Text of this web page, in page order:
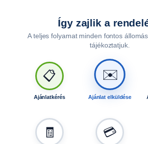
Így zajlik a
A teljes folyamat minden fontos
tájékoztatjuk.
📋
Ajánlatkérés
✉️
Ajánlat elküldése
🧾 💳